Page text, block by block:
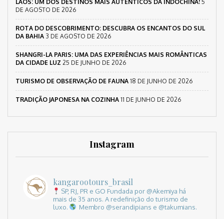
LAOS: UM DOS DESTINOS MAIS AUTÊNTICOS DA INDOCHINA! 5
DE AGOSTO DE 2026
ROTA DO DESCOBRIMENTO: DESCUBRA OS ENCANTOS DO SUL
DA BAHIA 3 DE AGOSTO DE 2026
SHANGRI-LA PARIS: UMA DAS EXPERIÊNCIAS MAIS ROMÂNTICAS
DA CIDADE LUZ 25 DE JUNHO DE 2026
TURISMO DE OBSERVAÇÃO DE FAUNA 18 DE JUNHO DE 2026
TRADIÇÃO JAPONESA NA COZINHA 11 DE JUNHO DE 2026
Instagram
kangarootours_brasil
SP, RJ, PR e GO Fundada por @Akemiya há
mais de 35 anos. A redefinição do turismo de
luxo.
Membro @serandipians e @takumians.